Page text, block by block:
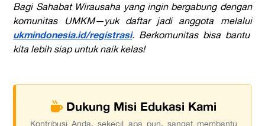
Bagi Sahabat Wirausaha yang ingin bergabung dengan
komunitas UMKM—yuk daftar jadi anggota melalui
ukmindonesia.id/registrasi. Berkomunitas bisa bantu
kita lebih siap untuk naik kelas!
Dukung Misi Edukasi Kami
Kontribusi Anda, sekecil apa pun, sangat membantu